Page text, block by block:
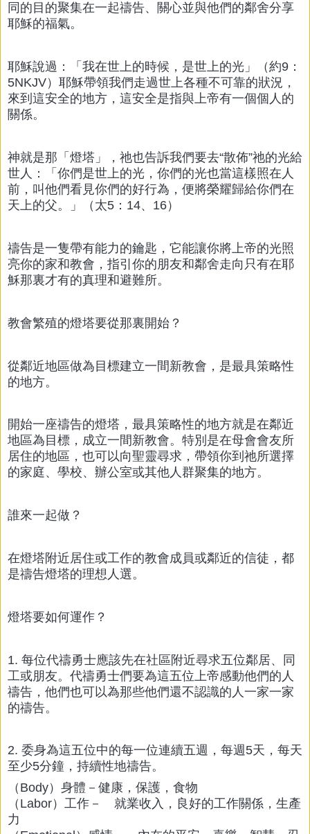
同的目的聚集在一起禱告、關心並與他們的鄰舍分享
耶穌的福氣。
耶穌說過：「我在世上的時候，是世上的光」（約9：
5NKJV）耶穌帶領我們走過世上各種不可靠的狀況，
來到這安全的地方，這安全是指與上帝有一個個人的
關係。
神就是那「燈塔」，祂也告訴我們要去“散佈”祂的光給
世人：「你們是世上的光，你們的光也當這樣照在人
前，叫他們看見你們的好行為，便將榮耀歸給你們在
天上的父。」（太5：14、16）
禱告是一隻帶有能力的鑰匙，它能讓你將上帝的光照
亮你的家和教會，指引你的朋友和鄰舍走向只有在耶
穌那裏才有的真理和避難所。
教會繁殖的燈塔要從那裏開始？
從鄰近地區做為目標建立一間新教會，是最具策略性
的地方。
開始一座禱告的燈塔，最具策略性的地方就是在鄰近
地區為目標，成立一間新教會。特別是在母會會友所
居住的地區，也可以向聖靈尋求，帶領你到祂所選擇
的家庭、學校、辦公室或其他人群聚集的地方。
誰來一起做？
在燈塔附近居住或工作的教會成員或鄰近的信徒，都
是禱告燈塔的理想人選。
燈塔要如何運作？
1. 每位代禱勇士應該先在社區附近尋求五位鄰居、同
工或朋友。代禱勇士們要為這五位上帝感動他們的人
禱告，他們也可以為那些他們還不認識的人一家一家
的禱告。
2. 委身為這五位中的每一位連續五週，每週5天，每天
至少5分鐘，持續性地禱告。
（Body）身體－健康，保護，食物
（Labor）工作－ 就業收入，良好的工作關係，生產
力